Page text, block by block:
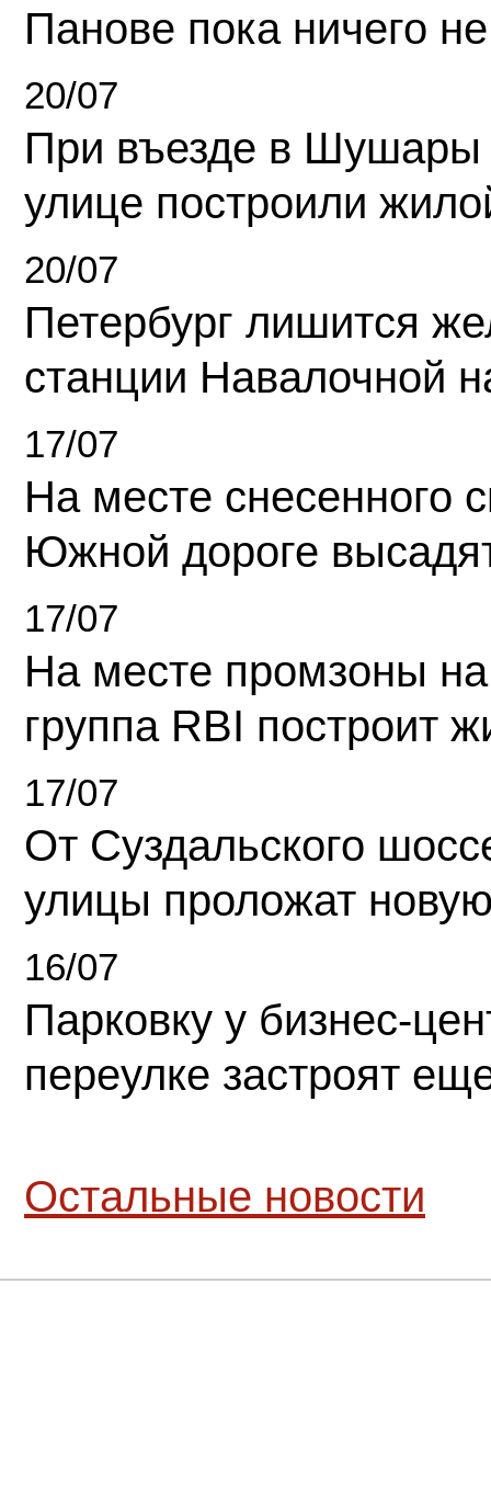
Панове пока ничего
20/07
При въезде в Шушары
улице построили
20/07
Петербург лишится
станции Навалочной
17/07
На месте снесенного
Южной дороге
17/07
На месте промзоны
группа RBI построит
17/07
От Суздальского
улицы проложат
16/07
Парковку у бизнес-
переулке застроят
Остальные новости